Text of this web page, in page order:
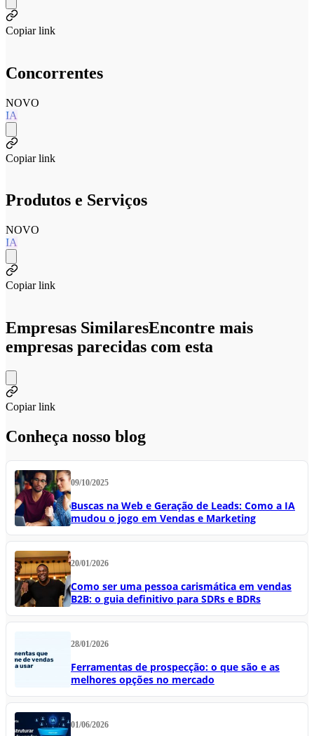
Copiar link
Concorrentes
NOVO
IA
Copiar link
Produtos e Serviços
NOVO
IA
Copiar link
Empresas SimilaresEncontre mais
empresas parecidas com esta
Copiar link
Conheça nosso blog
09/10/2025
Buscas na Web e Geração de Leads: Como a IA
mudou o jogo em Vendas e Marketing
20/01/2026
Como ser uma pessoa carismática em vendas
B2B: o guia definitivo para SDRs e BDRs
28/01/2026
Ferramentas de prospecção: o que são e as
melhores opções no mercado
01/06/2026